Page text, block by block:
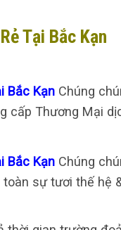
Tại Bắc Kạn
Bắc Kạn Chúng
cấp Thương Mại
Bắc Kạn Chúng
sự tươi thế hệ